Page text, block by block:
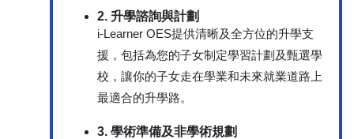
2. 升學諮詢與計劃
i-Learner OES提供清晰及全方位的升學支
援，包括為您的子女制定學習計劃及甄選學
校，讓你的子女走在學業和未來就業道路上
最適合的升學路。
3. 學術準備及非學術規劃